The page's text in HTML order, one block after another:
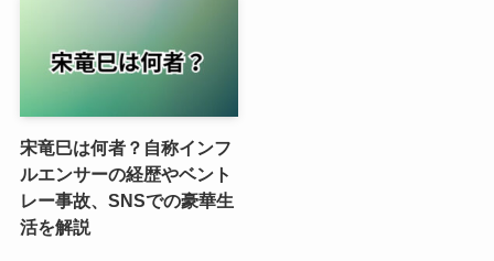
宋竜巳は何者？自称インフ
ルエンサーの経歴やベント
レー事故、SNSでの豪華生
活を解説